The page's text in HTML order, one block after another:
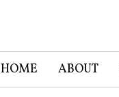
HOME ABOUT